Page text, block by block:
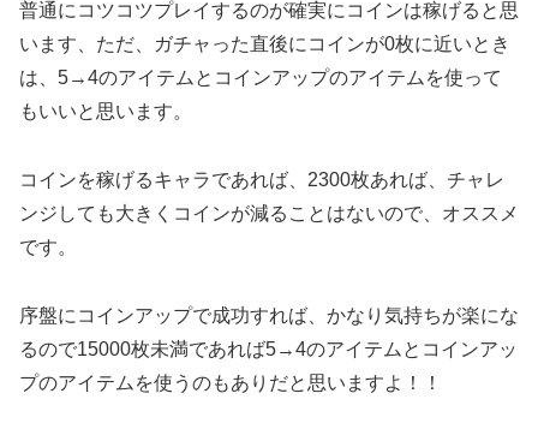
普通にコツコツプレイするのが確実にコインは稼げると思
います、ただ、ガチャった直後にコインが0枚に近いとき
は、5→4のアイテムとコインアップのアイテムを使って
もいいと思います。
コインを稼げるキャラであれば、2300枚あれば、チャレ
ンジしても大きくコインが減ることはないので、オススメ
です。
序盤にコインアップで成功すれば、かなり気持ちが楽にな
るので15000枚未満であれば5→4のアイテムとコインアッ
プのアイテムを使うのもありだと思いますよ！！